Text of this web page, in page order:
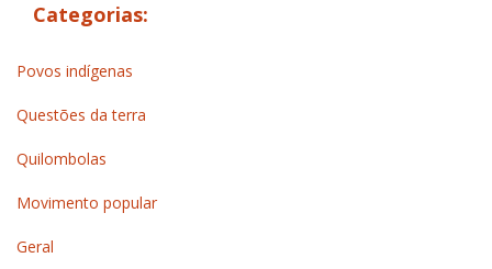
Categorias:
Povos indígenas
Questões da terra
Quilombolas
Movimento popular
Geral